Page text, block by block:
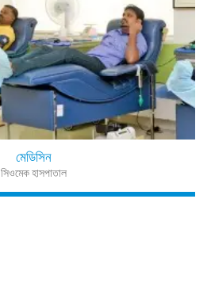
মেডিসিন
সিওমেক হাসপাতাল